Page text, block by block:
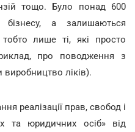
тощо. Було понад 600
а залишаються
лише ті, які просто
про поводження з
ліків).
реалізації прав, свобод і
та юридичних осіб» від